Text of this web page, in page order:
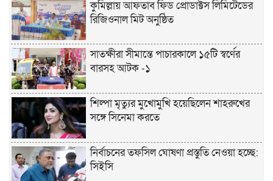
কুমিল্লায় আফতাব ফিড প্রোডাক্টস লিমিটেডের
রিজিওনাল মিট অনুষ্ঠিত
সাতক্ষীরা সীমান্তে পাচারকালে ১৫টি স্বর্ণের
বারসহ আটক -১
শিল্পা মৃত্যুর মুখোমুখি হয়েছিলেন শাহরুখের
সঙ্গে সিনেমা করতে
নির্বাচনের তফসিল ঘোষণা প্রস্তুতি নেওয়া হচ্ছে:
সিইসি